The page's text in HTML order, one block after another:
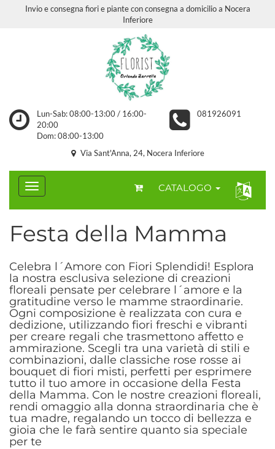
Invio e consegna fiori e piante con consegna a domicilio a Nocera
Inferiore
Lun-Sab: 08:00-13:00 / 16:00-
20:00
Dom: 08:00-13:00
081926091
Via Sant'Anna, 24, Nocera Inferiore
CATALOGO
Festa della Mamma
Celebra l´Amore con Fiori Splendidi! Esplora
la nostra esclusiva selezione di creazioni
floreali pensate per celebrare l´amore e la
gratitudine verso le mamme straordinarie.
Ogni composizione è realizzata con cura e
dedizione, utilizzando fiori freschi e vibranti
per creare regali che trasmettono affetto e
ammirazione. Scegli tra una varietà di stili e
combinazioni, dalle classiche rose rosse ai
bouquet di fiori misti, perfetti per esprimere
tutto il tuo amore in occasione della Festa
della Mamma. Con le nostre creazioni floreali,
rendi omaggio alla donna straordinaria che è
tua madre, regalando un tocco di bellezza e
gioia che le farà sentire quanto sia speciale
per te